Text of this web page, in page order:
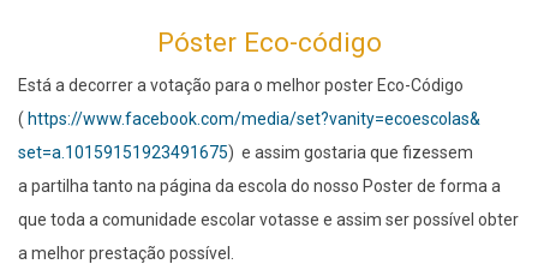
Póster Eco-código
Está a decorrer a votação para o melhor poster Eco-Código
( https://www.facebook.com/media/set?vanity=ecoescolas&
set=a.10159151923491675) e assim gostaria que fizessem
a partilha tanto na página da escola do nosso Poster de forma a
que toda a comunidade escolar votasse e assim ser possível obter
a melhor prestação possível.